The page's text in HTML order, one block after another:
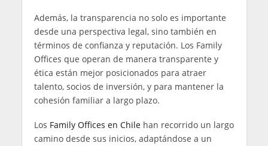
Además, la transparencia no solo es importante
desde una perspectiva legal, sino también en
términos de confianza y reputación. Los Family
Offices que operan de manera transparente y
ética están mejor posicionados para atraer
talento, socios de inversión, y para mantener la
cohesión familiar a largo plazo.
Los Family Offices en Chilehan recorrido un largo
camino desde sus inicios, adaptándose a un